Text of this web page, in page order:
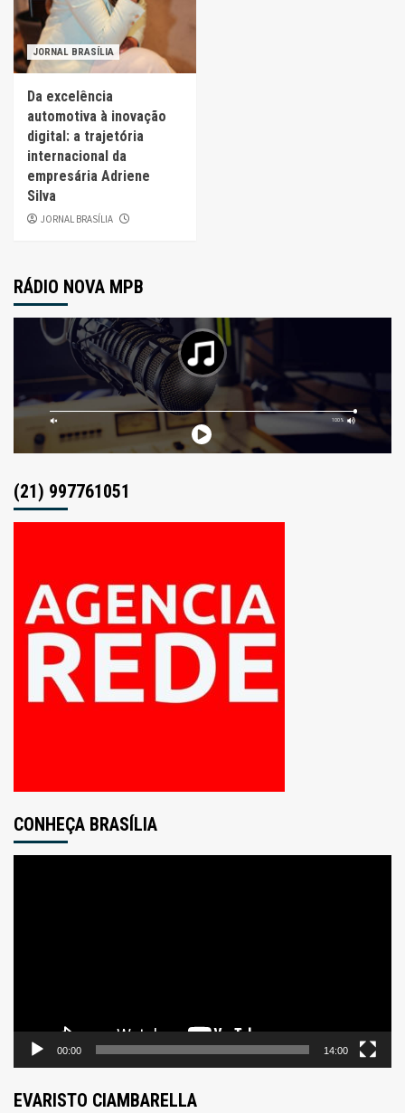
JORNAL BRASÍLIA
Da excelência
automotiva à inovação
digital: a trajetória
internacional da
empresária Adriene
Silva
JORNAL BRASÍLIA
RÁDIO NOVA MPB
(21) 997761051
CONHEÇA BRASÍLIA
00:00 14:00
EVARISTO CIAMBARELLA